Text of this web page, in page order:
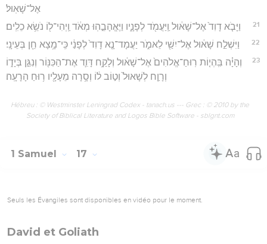
אֶל־שָׁאֽוּל׃
21 וַיָּבֹ֤א דָוִד֙ אֶל־שָׁא֔וּל וַֽיַּעֲמֹ֖ד לְפָנָ֑יו וַיֶּאֱהָבֵ֣הֽוּ מְאֹ֔ד וַֽיְהִי־ל֖וֹ נֹשֵׂ֥א כֵלִֽים׃
22 וַיִּשְׁלַ֣ח שָׁא֔וּל אֶל־יִשַׁ֖י לֵאמֹ֑ר יַעֲמָד־נָ֤א דָוִד֙ לְפָנַ֔י כִּֽי־מָ֥צָא חֵ֖ן בְּעֵינָֽי׃
23
וְהָיָ֗ה בִּֽהְי֤וֹת רֽוּחַ־אֱלֹהִים֙ אֶל־שָׁא֔וּל וְלָקַ֥ח דָּוִ֛ד אֶת־הַכִּנּ֖וֹר וְנִגֵּ֣ן בְּיָד֑וֹ
וְרָוַ֤ח לְשָׁאוּל֙ וְט֣וֹב ל֔וֹ וְסָ֥רָה מֵעָלָ֖יו ר֥וּחַ הָרָעָֽה׃
Hébreu : © Westminster Leningrad Codex - tanach.us --- Grec : © 2010 by the
Society of Biblical Literature and Logos Bible Software - sblgnt.com
1 Samuel 17
Seuls les Évangiles sont disponibles en vidéo pour le moment.
David et Goliath